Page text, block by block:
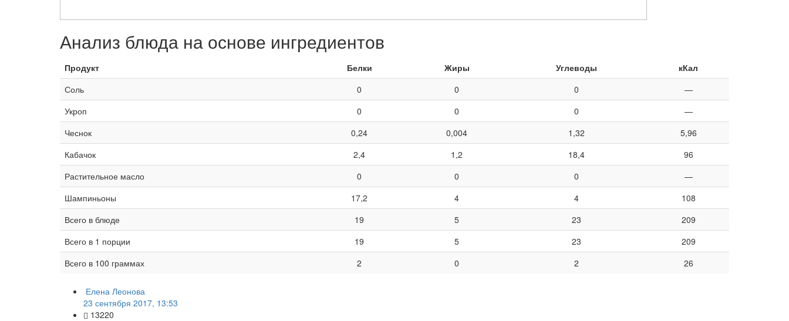
Анализ блюда на основе ингредиентов
Продукт Белки Жиры Углеводы
кКал
Соль
0 0 0
—
Укроп
0 0 0
—
Чеснок
0,24 0,004 1,32
5,96
Кабачок
2,4 1,2 18,4
96
Растительное масло
0 0 0
—
Шампиньоны
17,2 4 4
108
Всего в блюде
19 5 23
209
Всего в 1 порции
19 5 23
209
Всего в 100 граммах
2 0 2 26
Елена Леонова
23 сентября 2017, 13:53
13220